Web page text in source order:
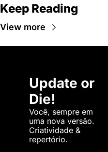
Keep Reading
View more
Update or
Die!
Você, sempre em
uma nova versão.
Criatividade &
repertório.